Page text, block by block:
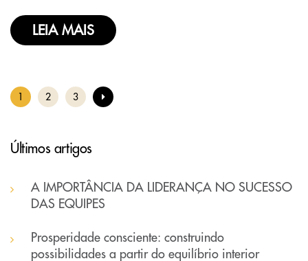
LEIA MAIS
1 2 3
Últimos artigos
A IMPORTÂNCIA DA LIDERANÇA NO SUCESSO
DAS EQUIPES
Prosperidade consciente: construindo
possibilidades a partir do equilíbrio interior